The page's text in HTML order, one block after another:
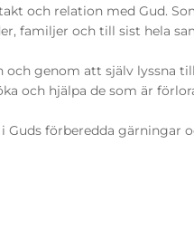
och relation med Gud.
familjer och till sist hela
genom att själv lyssna
och hjälpa de som är
Guds förberedda gärningar